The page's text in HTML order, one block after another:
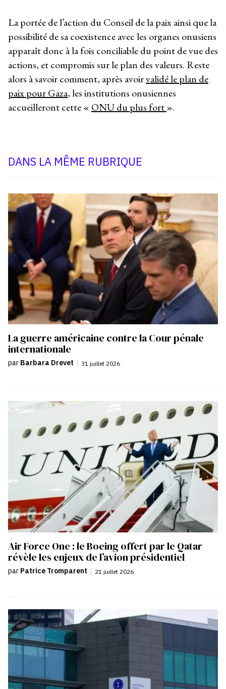
La portée de l’action du Conseil de la paix ainsi que la
possibilité de sa coexistence avec les organes onusiens
apparaît donc à la fois conciliable du point de vue des
actions, et compromis sur le plan des valeurs. Reste
alors à savoir comment, après avoirvalidé le plan de
paix pour Gaza, les institutions onusiennes
accueilleront cette « ONU du plus fort».
DANS LA MÊME RUBRIQUE
La guerre américaine contre la Cour pénale
internationale
par Barbara Drevet | 31 juillet 2026
Air Force One : le Boeing offert par le Qatar
révèle les enjeux de l’avion présidentiel
par Patrice Tromparent | 21 juillet 2026